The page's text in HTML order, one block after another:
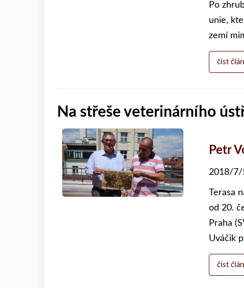
Po
unie,
zemí
číst
Na střeše veterinárního
Petr
2018/7/
Terasa
od 20.
Praha
Uváčik
číst